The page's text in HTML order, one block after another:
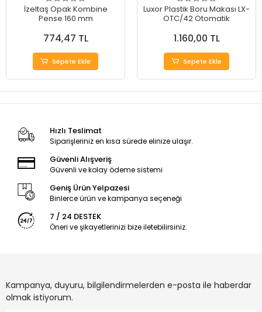
İzeltaş Opak Kombine
Pense 160 mm
774,47 TL
Sepete Ekle
Luxor Plastik Boru Makası LX-
OTC/42 Otomatik
1.160,00 TL
Sepete Ekle
Hızlı Teslimat
Siparişleriniz en kısa sürede elinize ulaşır.
Güvenli Alışveriş
Güvenli ve kolay ödeme sistemi
Geniş Ürün Yelpazesi
Binlerce ürün ve kampanya seçeneği
7 / 24 DESTEK
Öneri ve şikayetlerinizi bize iletebilirsiniz.
Kampanya, duyuru, bilgilendirmelerden e-posta ile haberdar
olmak istiyorum.